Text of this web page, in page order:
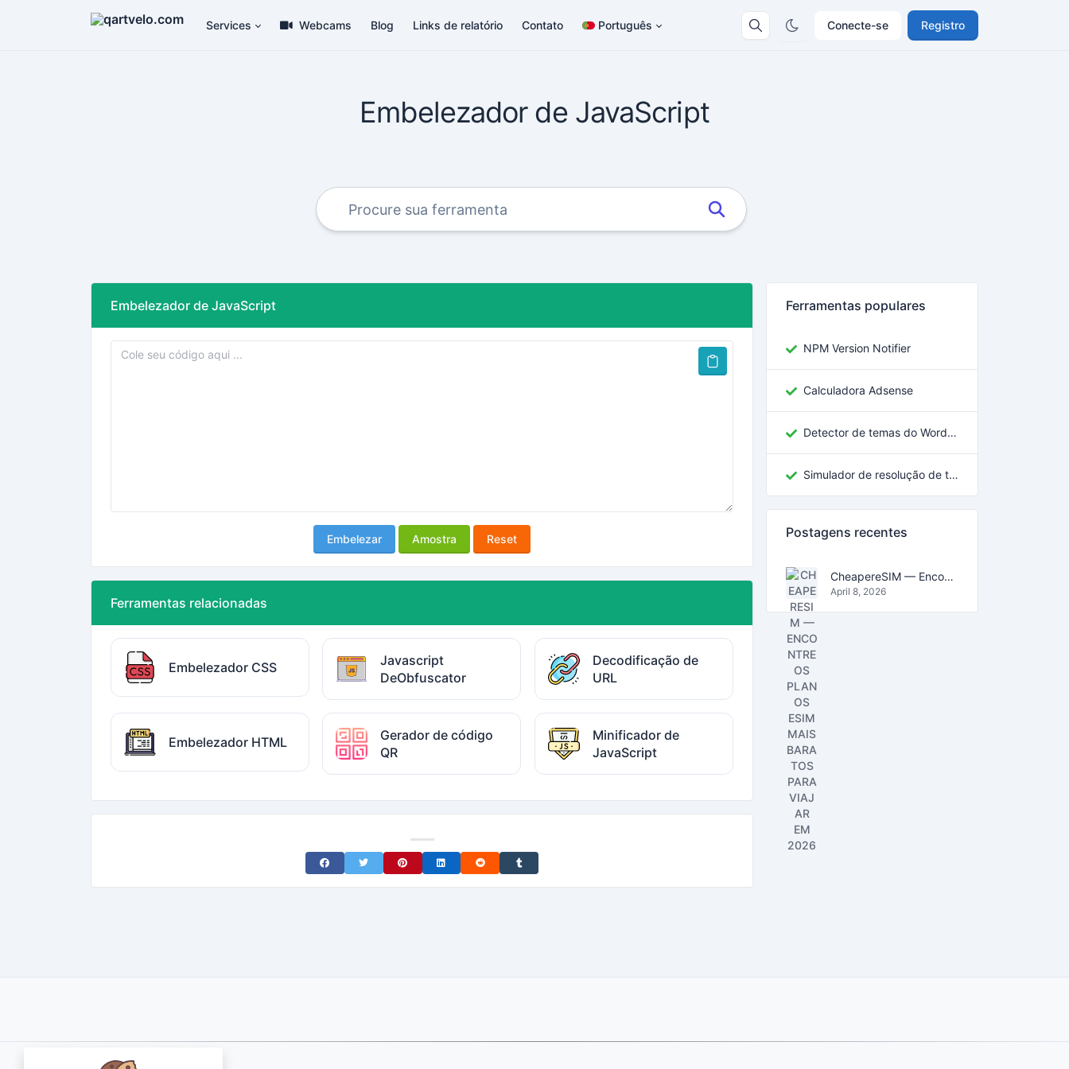
Conecte-se Registro
Services Webcams Blog Links de relatório Contato Português
Embelezador de JavaScript
Embelezador de JavaScript
Embelezar Amostra Reset
Ferramentas relacionadas
Embelezador CSS
Javascript
DeObfuscator
Decodificação de
URL
Embelezador HTML
Gerador de código
QR
Minificador de
JavaScript
Share on Facebook
Share on TwitterShare on Pinterest
Share on LinkedIn
Share on RedditShare on Tumblr
Ferramentas populares
NPM Version Notifier
Calculadora Adsense
Detector de temas do WordPress
Simulador de resolução de tela
Postagens recentes
CheapereSIM — Encontre os planos eSIM mais baratos para viajar em 2026
April 8, 2026